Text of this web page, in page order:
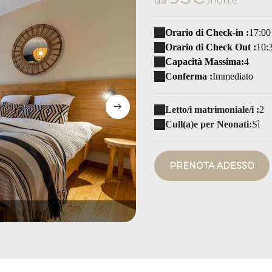
Orario di Check-in :17:00
Orario di Check Out :
Capacità Massima:4
Conferma :Immediato
Letto/i matrimoniale/i :2
Cull(a)e per Neonati:Sì
PRENOTA ADESSO